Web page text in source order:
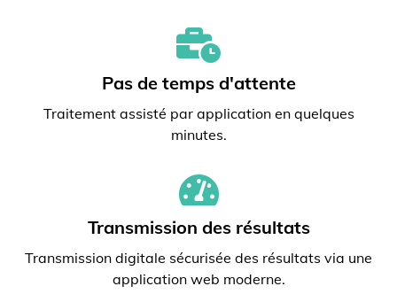
Pas de temps d'attente
Traitement assisté par application en quelques
minutes.
Transmission des résultats
Transmission digitale sécurisée des résultats via une
application web moderne.